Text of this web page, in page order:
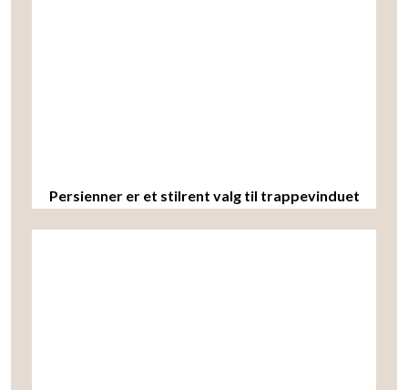
Persienner er et stilrent valg til trappevinduet